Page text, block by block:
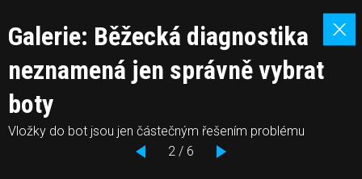
Galerie: Běžecká diagnostika
neznamená jen správně vybrat
boty
Vložky do bot jsou jen částečným řešením problému
2 / 6